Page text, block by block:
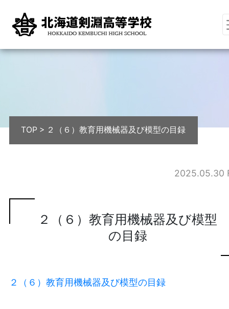
TOP > ２（６）教育用機械器及び模型の目録
2025.05.30
２（６）教育用機械器及び模型
の目録
２（６）教育用機械器及び模型の目録